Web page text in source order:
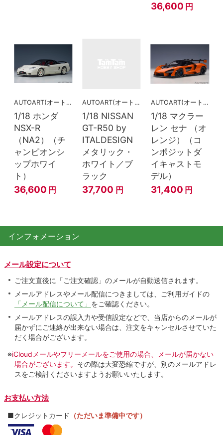
36,600 円
AUTOART(オートアート)
1/18 ホンダ
NSX-R
（NA2）（チ
ャンピオンシ
ップホワイ
ト）
36,600 円
AUTOART(オートアート)
1/18 NISSAN
GT-R50 by
ITALDESIGN
メタリック・
ホワイト／ブ
ラック
37,700 円
AUTOART(オートアート)
1/18 マクラー
レン セナ （オ
レンジ）（コ
ンポジットダ
イキャストモ
デル）
31,400 円
インフォメーション
メール設定について
ご注文直後に「ご注文確認」のメールが自動送信されます。
メールアドレスやメール配信につきましては、ご利用ガイドの
「メール配信について」 をご確認ください。
メールアドレスの誤入力や受信設定などで、当店からのメールが
届かずにご連絡が出来ない場合は、注文をキャンセルさせていた
だく場合がございます。
※iCloudメールやフリーメールをご使用の場合、メールが届かない
場合がございます。 その際は大変恐縮ですが、別のメールアドレ
スをご検討くださいますようお願いいたします。
お支払い方法
■クレジットカード （ただいま準備中です）